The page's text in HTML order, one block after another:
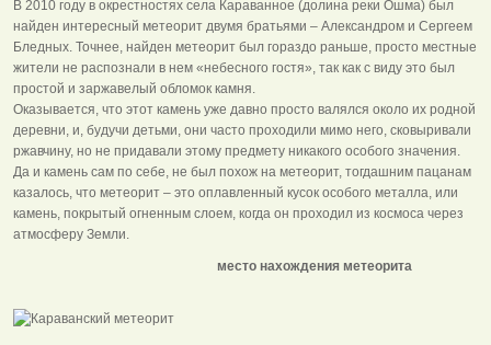
В 2010 году в окрестностях села Караванное (долина реки Ошма) был
найден интересный метеорит двумя братьями – Александром и Сергеем
Бледных. Точнее, найден метеорит был гораздо раньше, просто местные
жители не распознали в нем «небесного гостя», так как с виду это был
простой и заржавелый обломок камня.
Оказывается, что этот камень уже давно просто валялся около их родной
деревни, и, будучи детьми, они часто проходили мимо него, сковыривали
ржавчину, но не придавали этому предмету никакого особого значения.
Да и камень сам по себе, не был похож на метеорит, тогдашним пацанам
казалось, что метеорит – это оплавленный кусок особого металла, или
камень, покрытый огненным слоем, когда он проходил из космоса через
атмосферу Земли.
место нахождения метеорита